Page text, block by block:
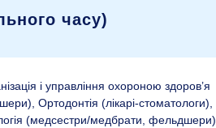
часу)
і управління охороною здоров’я
Ортодонтія (лікарі-стоматологи),
(медсестри/медбрати,